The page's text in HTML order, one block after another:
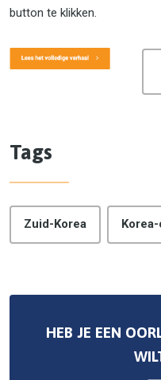
button te klikken.
Tags
Zuid-Korea
HEB JE EEN